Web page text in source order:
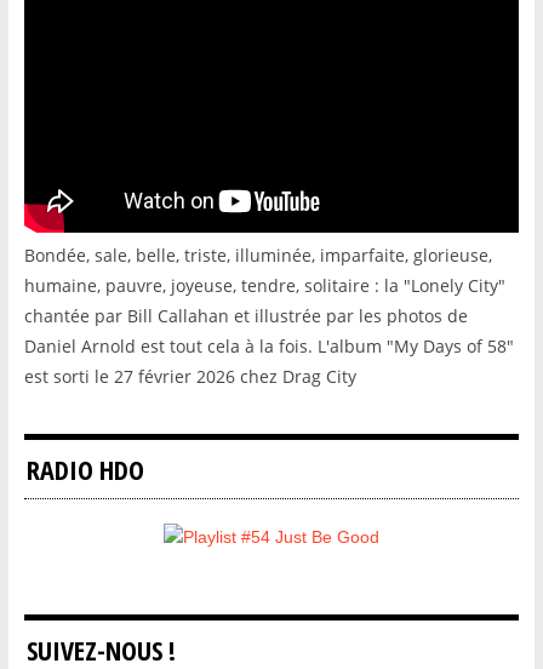
Bondée, sale, belle, triste, illuminée, imparfaite, glorieuse,
humaine, pauvre, joyeuse, tendre, solitaire : la "Lonely City"
chantée par Bill Callahan et illustrée par les photos de
Daniel Arnold est tout cela à la fois. L'album "My Days of 58"
est sorti le 27 février 2026 chez Drag City
RADIO HDO
SUIVEZ-NOUS !